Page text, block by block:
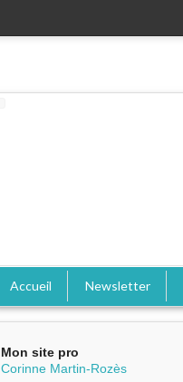
Accueil Newsletter
Mon site pro
Corinne Martin-Rozès